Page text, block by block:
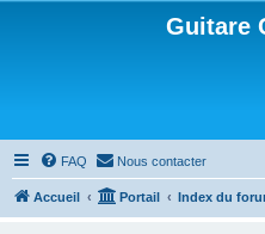
Guitare
FAQ Nous contacter
Accueil Portail Index du